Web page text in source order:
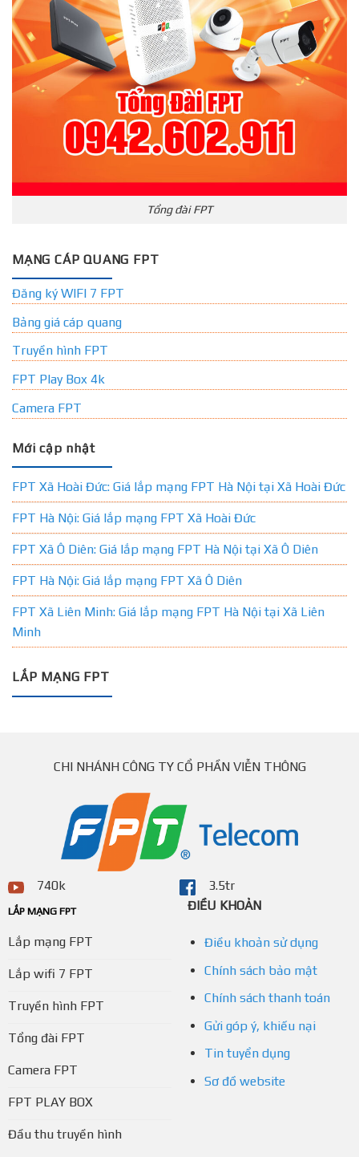
Tổng đài FPT
MẠNG CÁP QUANG FPT
Đăng ký WIFI 7 FPT
Bảng giá cáp quang
Truyền hình FPT
FPT Play Box 4k
Camera FPT
Mới cập nhật
FPT Xã Hoài Đức: Giá lắp mạng FPT Hà Nội tại Xã Hoài Đức
FPT Hà Nội: Giá lắp mạng FPT Xã Hoài Đức
FPT Xã Ô Diên: Giá lắp mạng FPT Hà Nội tại Xã Ô Diên
FPT Hà Nội: Giá lắp mạng FPT Xã Ô Diên
FPT Xã Liên Minh: Giá lắp mạng FPT Hà Nội tại Xã Liên
Minh
LẮP MẠNG FPT
CHI NHÁNH CÔNG TY CỔ PHẦN VIỄN THÔNG
740k 3.5tr
LẮP MẠNG FPT
Lắp mạng FPT
Lắp wifi 7 FPT
Truyền hình FPT
Tổng đài FPT
Camera FPT
FPT PLAY BOX
Đầu thu truyền hình
ĐIỀU KHOẢN
Điều khoản sử dụng
Chính sách bảo mật
Chính sách thanh toán
Gửi góp ý, khiếu nại
Tin tuyển dụng
Sơ đồ website